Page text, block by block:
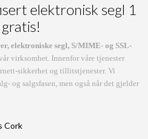
elektronisk segl 1
elektroniske segl, S/MIME- og SSL-
virksomhet. Innenfor våre tjenester
sikkerhet og tillitstjenester. Vi
og salgsfasen, men også når det gjelder
Cork